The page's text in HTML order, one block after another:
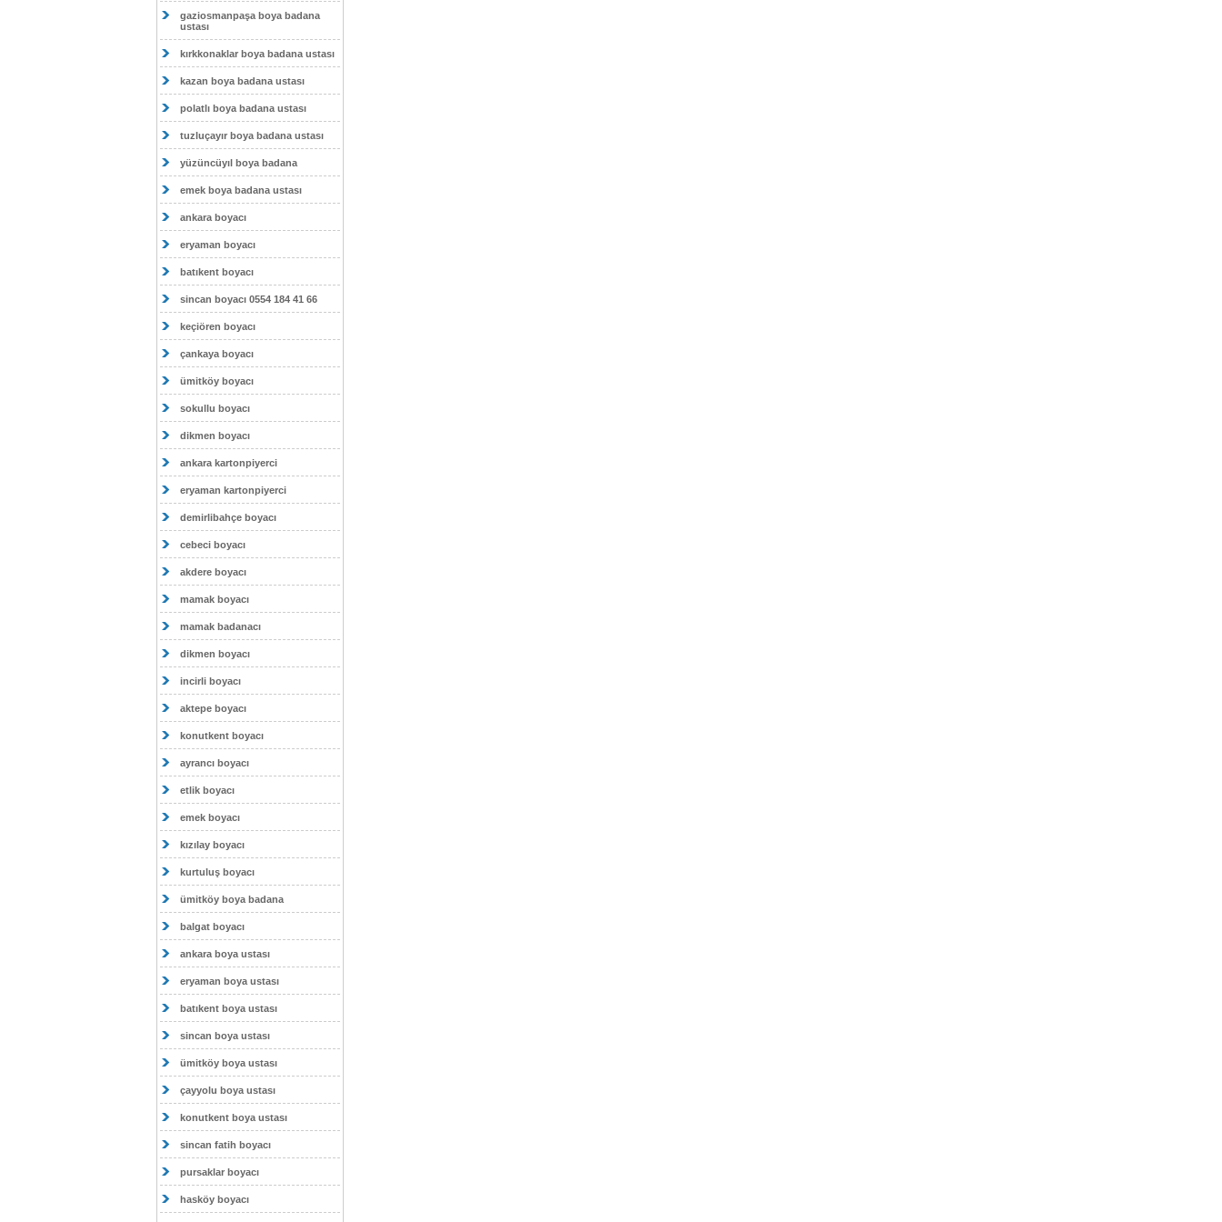
gaziosmanpaşa boya badana
ustası
kırkkonaklar boya badana ustası
kazan boya badana ustası
polatlı boya badana ustası
tuzluçayır boya badana ustası
yüzüncüyıl boya badana
emek boya badana ustası
ankara boyacı
eryaman boyacı
batıkent boyacı
sincan boyacı 0554 184 41 66
keçiören boyacı
çankaya boyacı
ümitköy boyacı
sokullu boyacı
dikmen boyacı
ankara kartonpiyerci
eryaman kartonpiyerci
demirlibahçe boyacı
cebeci boyacı
akdere boyacı
mamak boyacı
mamak badanacı
dikmen boyacı
incirli boyacı
aktepe boyacı
konutkent boyacı
ayrancı boyacı
etlik boyacı
emek boyacı
kızılay boyacı
kurtuluş boyacı
ümitköy boya badana
balgat boyacı
ankara boya ustası
eryaman boya ustası
batıkent boya ustası
sincan boya ustası
ümitköy boya ustası
çayyolu boya ustası
konutkent boya ustası
sincan fatih boyacı
pursaklar boyacı
hasköy boyacı